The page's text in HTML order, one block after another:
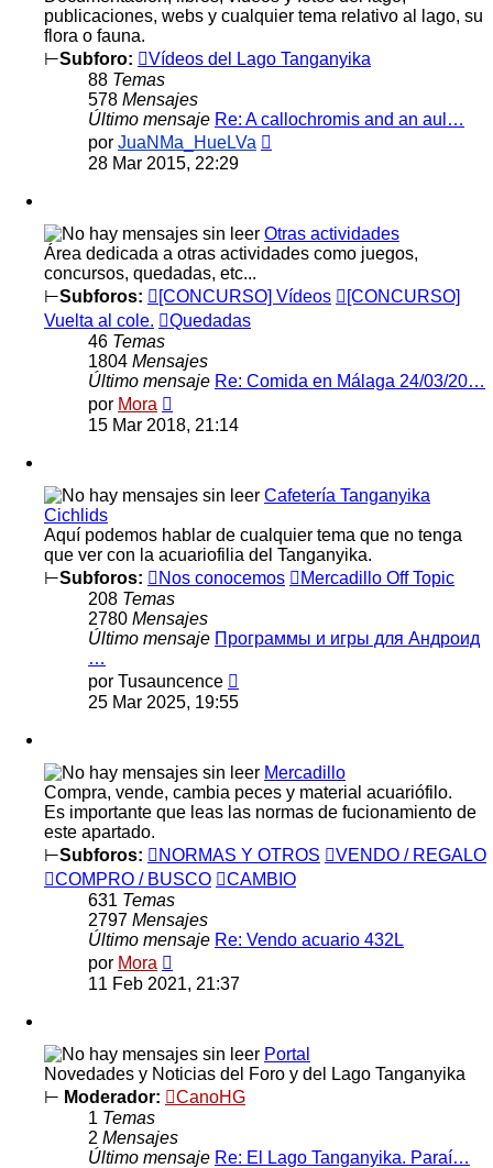
publicaciones, webs y cualquier tema relativo al lago, su
flora o fauna.
⊢Subforo:
Vídeos del Lago Tanganyika
88 Temas
578 Mensajes
Último mensaje Re: A callochromis and an aul…
por JuaNMa_HueLVa
28 Mar 2015, 22:29
Otras actividades
Área dedicada a otras actividades como juegos,
concursos, quedadas, etc...
⊢Subforos: [CONCURSO] Vídeos
[CONCURSO]
Vuelta al cole.
Quedadas
46 Temas
1804 Mensajes
Último mensaje Re: Comida en Málaga 24/03/20…
por Mora
último
mensaje
15 Mar 2018, 21:14
Cafetería Tanganyika
Cichlids
Aquí podemos hablar de cualquier tema que no tenga
que ver con la acuariofilia del Tanganyika.
⊢Subforos: Nos conocemos
Mercadillo Off Topic
208 Temas
2780 Mensajes
Último mensaje Программы и игры для Андроид
…
por Tusauncence
25 Mar 2025, 19:55
Mercadillo
Compra, vende, cambia peces y material acuariófilo.
Es importante que leas las normas de fucionamiento de
este apartado.
⊢Subforos: NORMAS Y OTROS
VENDO / REGALO
COMPRO / BUSCO
CAMBIO
631 Temas
2797 Mensajes
Último mensaje Re: Vendo acuario 432L
por Mora
último
mensaje
11 Feb 2021, 21:37
Portal
Novedades y Noticias del Foro y del Lago Tanganyika
⊢ Moderador:
CanoHG
1 Temas
2 Mensajes
Último mensaje Re: El Lago Tanganyika. Paraí…